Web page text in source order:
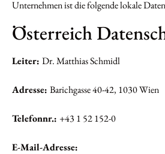
Unternehmen ist die folgende lokale
Österreich
Leiter: Dr. Matthias Schmidl
Adresse: Barichgasse 40-42, 1030 Wien
Telefonnr.: +43 1 52 152-0
E-Mail-Adresse: